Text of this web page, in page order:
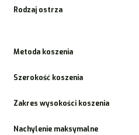
Rodzaj ostrza
Metoda koszenia
Szerokość koszenia
Zakres wysokości koszenia
Nachylenie maksymalne